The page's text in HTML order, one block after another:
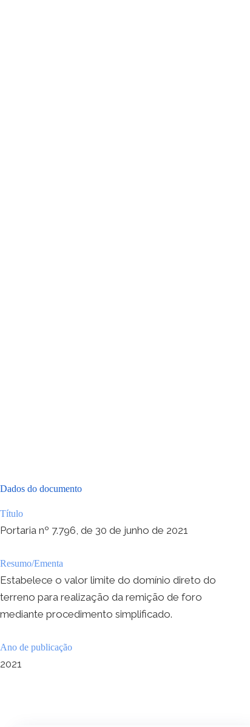
Dados do documento
Título
Portaria nº 7.796, de 30 de junho de 2021
Resumo/Ementa
Estabelece o valor limite do domínio direto do
terreno para realização da remição de foro
mediante procedimento simplificado.
Ano de publicação
2021